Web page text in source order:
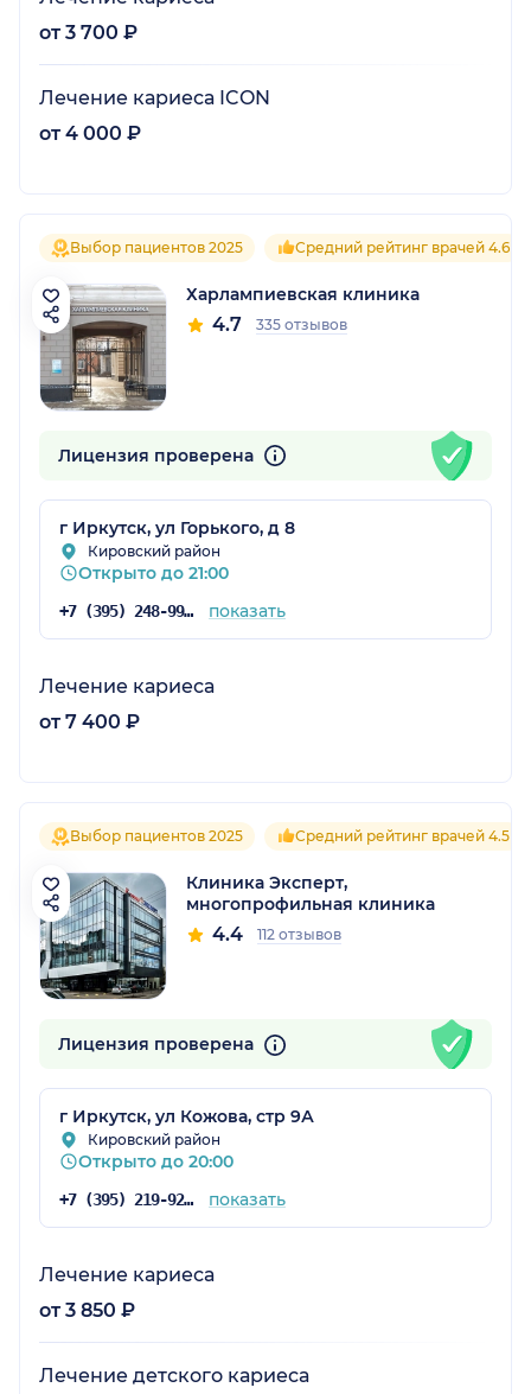
от 3 700 ₽
Лечение кариеса ICON
от 4 000 ₽
Выбор пациентов 2025 Средний рейтинг врачей 4.6
Харлампиевская клиника
4.7 335 отзывов
Лицензия проверена
г Иркутск, ул Горького, д 8
Кировский район
Открыто до 21:00
+7 (395) 248-99-55 показать
Лечение кариеса
от 7 400 ₽
Выбор пациентов 2025 Средний рейтинг врачей 4.5
Клиника Эксперт,
многопрофильная клиника
4.4 112 отзывов
Лицензия проверена
г Иркутск, ул Кожова, стр 9А
Кировский район
Открыто до 20:00
+7 (395) 219-92-84 показать
Лечение кариеса
от 3 850 ₽
Лечение детского кариеса